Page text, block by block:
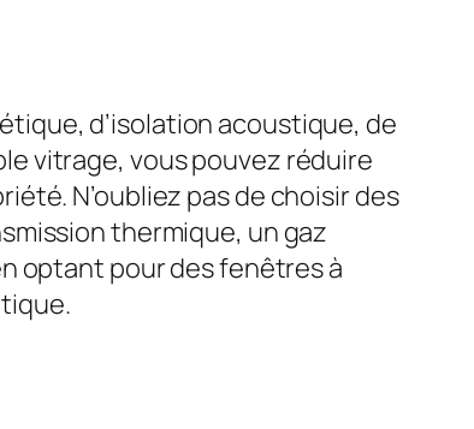
d’isolation acoustique, de
vitrage, vous pouvez réduire
N’oubliez pas de choisir des
thermique, un gaz
optant pour des fenêtres à